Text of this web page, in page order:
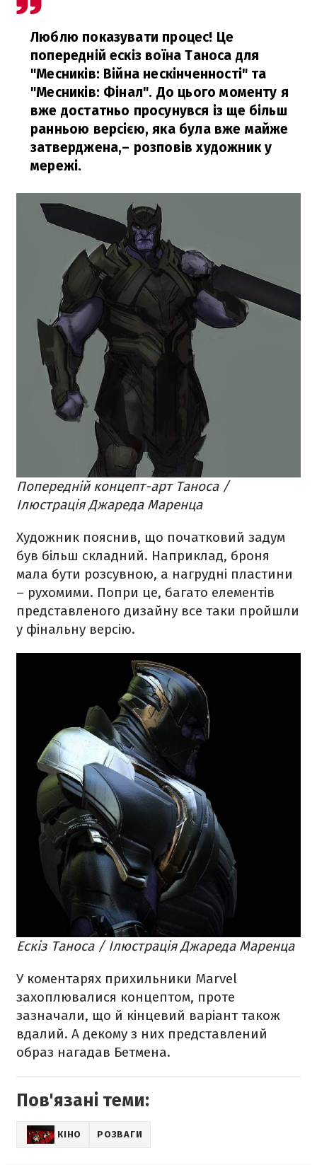
Люблю показувати процес! Це
попередній ескіз воїна Таноса для
"Месників: Війна нескінченності" та
"Месників: Фінал". До цього моменту я
вже достатньо просунувся із ще більш
ранньою версією, яка була вже майже
затверджена,– розповів художник у
мережі.
Попередній концепт-арт Таноса /
Ілюстрація Джареда Маренца
Художник пояснив, що початковий задум
був більш складний. Наприклад, броня
мала бути розсувною, а нагрудні пластини
– рухомими. Попри це, багато елементів
представленого дизайну все таки пройшли
у фінальну версію.
Ескіз Таноса / Ілюстрація Джареда Маренца
У коментарях прихильники Marvel
захоплювалися концептом, проте
зазначали, що й кінцевий варіант також
вдалий. А декому з них представлений
образ нагадав Бетмена.
Пов'язані теми:
КІНО РОЗВАГИ